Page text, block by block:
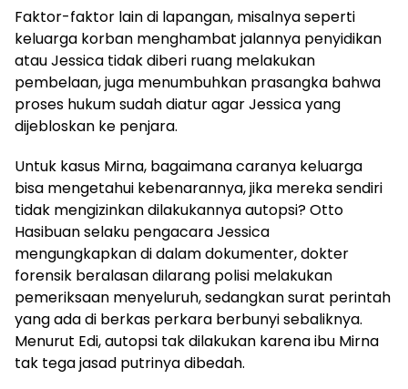
Faktor-faktor lain di lapangan, misalnya seperti
keluarga korban menghambat jalannya penyidikan
atau Jessica tidak diberi ruang melakukan
pembelaan, juga menumbuhkan prasangka bahwa
proses hukum sudah diatur agar Jessica yang
dijebloskan ke penjara.
Untuk kasus Mirna, bagaimana caranya keluarga
bisa mengetahui kebenarannya, jika mereka sendiri
tidak mengizinkan dilakukannya autopsi? Otto
Hasibuan selaku pengacara Jessica
mengungkapkan di dalam dokumenter, dokter
forensik beralasan dilarang polisi melakukan
pemeriksaan menyeluruh, sedangkan surat perintah
yang ada di berkas perkara berbunyi sebaliknya.
Menurut Edi, autopsi tak dilakukan karena ibu Mirna
tak tega jasad putrinya dibedah.